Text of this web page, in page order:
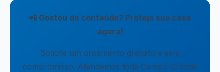
📲 Gostou do conteúdo? Proteja sua casa
agora!
Solicite um orçamento gratuito e sem
compromisso. Atendemos toda Campo Grande